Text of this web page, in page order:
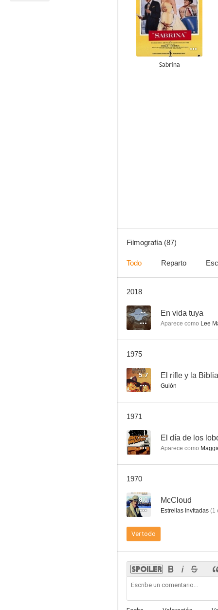
Sabrina
7.5
Filmografía (87)
Todo Reparto
2018
-- En vida tuya
Aparece como Lee
1975
5.7 El rifle y la Biblia
Guión
1971
-- El día de los
Aparece como
1970
8.0 McCloud
Estrellas Invitadas (1
Ver todo